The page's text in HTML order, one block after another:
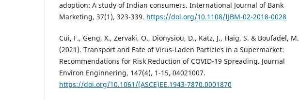
adoption: A study of Indian consumers. International Journal of Bank
Marketing, 37(1), 323-339. https://doi.org/10.1108/IJBM-02-2018-0028
Cui, F., Geng, X., Zervaki, O., Dionysiou, D., Katz, J., Haig, S. & Boufadel, M.
(2021). Transport and Fate of Virus-Laden Particles in a Supermarket:
Recommendations for Risk Reduction of COVID-19 Spreading. Journal
Environ Enginnering, 147(4), 1-15, 04021007.
https://doi.org/10.1061/(ASCE)EE.1943-7870.0001870